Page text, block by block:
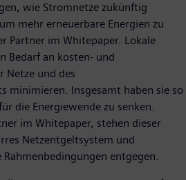
wie Stromnetze zukünftig
mehr erneuerbare Energien zu
Partner im Whitepaper. Lokale
Bedarf an kosten- und
Netze und des
minimieren. Insgesamt haben sie so
die Energiewende zu senken.
im Whitepaper, stehen dieser
Netzentgeltsystem und
entgegen.